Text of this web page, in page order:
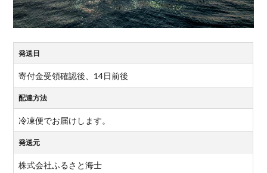
発送日
寄付金受領確認後、14日前後
配達方法
冷凍便でお届けします。
発送元
株式会社ふるさと海士